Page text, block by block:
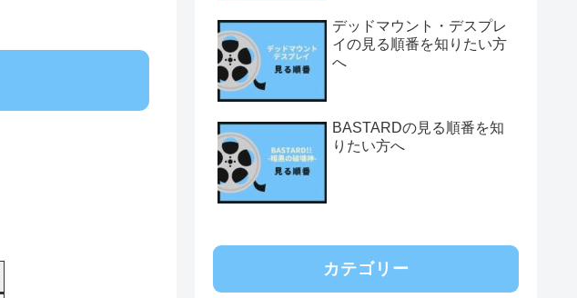
デッドマウント・デスプレ
イの見る順番を知りたい方
へ
BASTARDの見る順番を知
りたい方へ
カテゴリー